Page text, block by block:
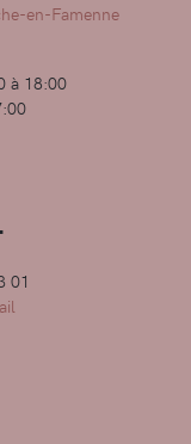
en-Famenne
à 18:00
01